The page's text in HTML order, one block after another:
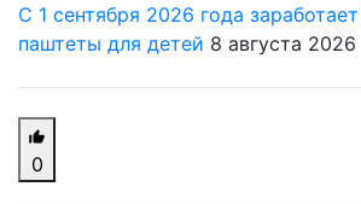
С 1 сентября 2026 года
паштеты для детей 8 августа 2026
0